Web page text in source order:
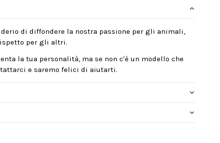
di diffondere la nostra passione per gli animali,
per gli altri.
la tua personalità, ma se non c'è un modello che
e saremo felici di aiutarti.